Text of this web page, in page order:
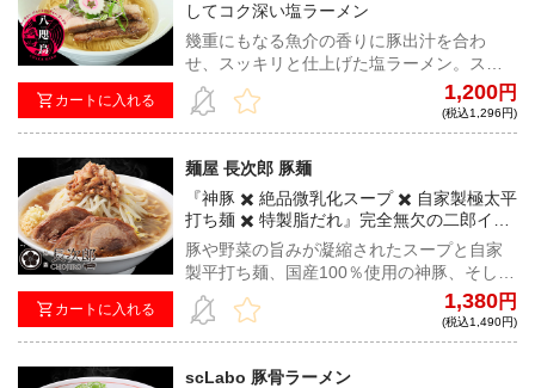
カートに入れる
してコク深い塩ラーメン
幾重にもなる魚介の香りに豚出汁を合わ
せ、スッキリと仕上げた塩ラーメン。スー
プの旨みをダイレクトに楽しむ、天才的な
センスを持ち合わせた居山店主が作る八咫
烏らしさ溢れる一杯！
1,200円
(税込1,296円)
カートに入れる
麺屋 長次郎 豚麺
『神豚 ✖️ 絶品微乳化スープ ✖️ 自家製極太平
打ち麺 ✖️ 特製脂だれ』完全無欠の二郎イン
スパイア
豚や野菜の旨みが凝縮されたスープと自家
製平打ち麺、国産100％使用の神豚、そして
付属の特製脂だれ。非の打ち所がない二郎
インスパイアを是非ご自宅で！
1,380円
(税込1,490円)
scLabo 豚骨ラーメン